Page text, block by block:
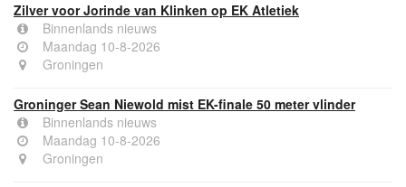
Zilver voor Jorinde van Klinken op EK Atletiek
Binnenlands nieuws
Maandag 10-8-2026
Groningen
Groninger Sean Niewold mist EK-finale 50 meter vlinder
Binnenlands nieuws
Maandag 10-8-2026
Groningen